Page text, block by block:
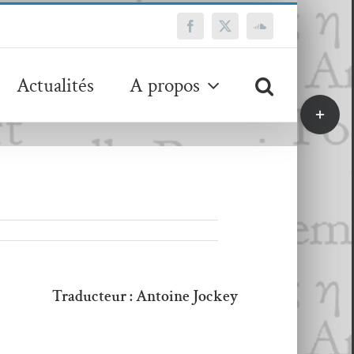
Facebook
X SoundCloud
Actualités A propos
Traducteur : Antoine Jockey
Bascule
de
la
barre